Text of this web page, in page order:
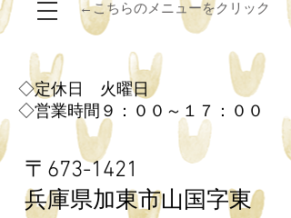
◇定休日 火曜日
◇営業時間９：００～１７：００
〒673-1421
兵庫県加東市山国字東
←こちらのメニューをクリック